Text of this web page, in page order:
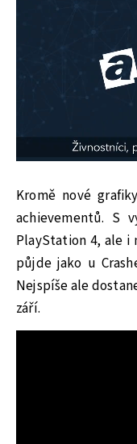
Kromě nové
achievementů. S
PlayStation 4, ale i
půjde jako u
Nejspíše ale
září.